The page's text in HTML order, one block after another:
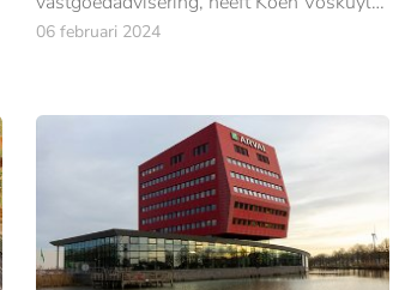
per 1 februari benoemd tot directeur
06 februari 2024